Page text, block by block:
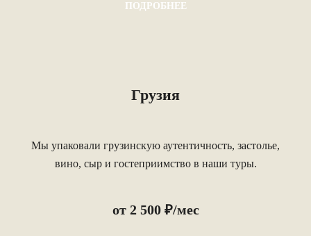
ПОДРОБНЕЕ
Грузия
Мы упаковали грузинскую аутентичность, застолье,
вино, сыр и гостеприимство в наши туры.
от 2 500 ₽/мес